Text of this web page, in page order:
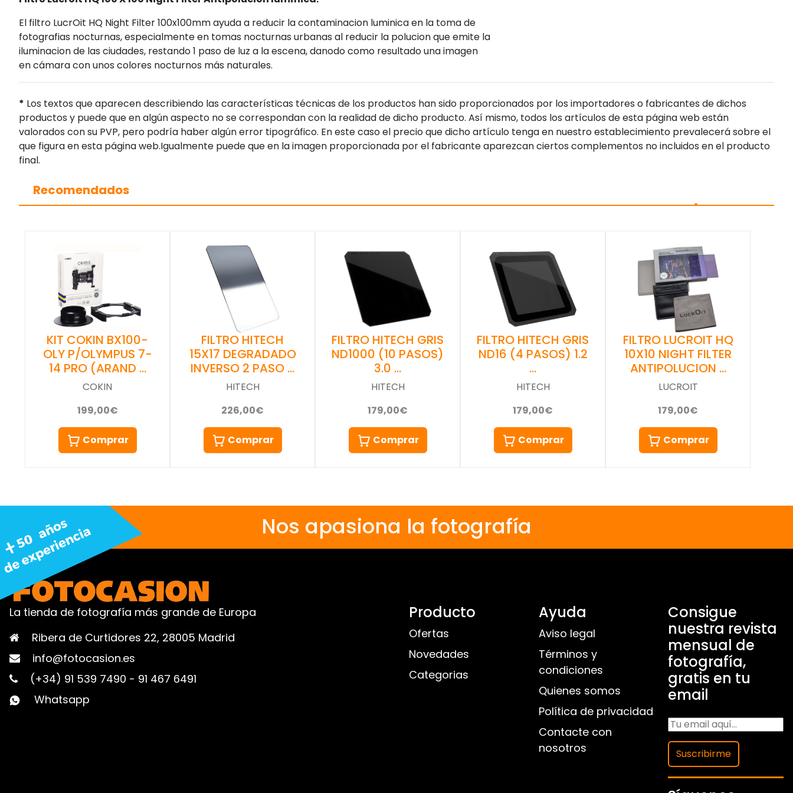
El filtro LucrOit HQ Night Filter 100x100mm ayuda a reducir la contaminacion luminica en la toma de
fotografias nocturnas, especialmente en tomas nocturnas urbanas al reducir la polucion que emite la
iluminacion de las ciudades, restando 1 paso de luz a la escena, danodo como resultado una imagen
en cámara con unos colores nocturnos más naturales.
* Los textos que aparecen describiendo las características técnicas de los productos han sido proporcionados por los importadores o fabricantes de dichos
productos y puede que en algún aspecto no se correspondan con la realidad de dicho producto. Así mismo, todos los artículos de esta página web están
valorados con su PVP, pero podría haber algún error tipográfico. En este caso el precio que dicho artículo tenga en nuestro establecimiento prevalecerá sobre el
que figura en esta página web.Igualmente puede que en la imagen proporcionada por el fabricante aparezcan ciertos complementos no incluidos en el producto
final.
Recomendados
KIT COKIN BX100-
OLY P/OLYMPUS 7-
14 PRO (ARAND …
COKIN
199,00€
Comprar
FILTRO HITECH
15X17 DEGRADADO
INVERSO 2 PASO …
HITECH
226,00€
Comprar
FILTRO HITECH GRIS
ND1000 (10 PASOS)
3.0 …
HITECH
179,00€
Comprar
FILTRO HITECH GRIS
ND16 (4 PASOS) 1.2
…
HITECH
179,00€
Comprar
FILTRO LUCROIT HQ
10X10 NIGHT FILTER
ANTIPOLUCION …
LUCROIT
179,00€
Comprar
Nos apasiona la fotografía
La tienda de fotografía más grande de Europa
Ribera de Curtidores 22, 28005 Madrid
info@fotocasion.es
(+34) 91 539 7490 - 91 467 6491
Whatsapp
Producto
Ofertas
Novedades
Categorias
Ayuda
Aviso legal
Términos y
condiciones
Quienes somos
Política de privacidad
Contacte con
nosotros
Consigue
nuestra revista
mensual de
fotografía,
gratis en tu
email
Suscribirme